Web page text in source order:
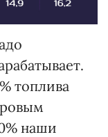
топлива
наши